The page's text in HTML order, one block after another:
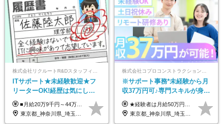
ITサポート★未経験歓迎★フ
リーターOK!経歴は気にしな
くて大丈夫★超大手リクルー
トグループの正社員/sg
■月給20万9千円～44万円 ※経験・能力・前給を考慮の上、決定いたします ※時間外手当100％支給 ※派遣就業先が変更となる場合には、就業規則、労使協定等に基づき賃金が変更となる可能性があります 「とにかく私生活重視」「残業があっても稼ぎたい」といった希望も配属の際に考慮します。 ＜手当＞ ■職務担当手当 ■通勤手当（上限月3万円） ■残業手当（全額支給） ■住宅手当（5割を会社負担／就業規則に定めるところによる） ■扶養手当 ■別居手当 ■資格試験受講料補助（資格ごとに社内規定により決定） ■資格取得奨励金 （資格により2万円～20万円の祝金支給） ◎一例 ・基本情報技術者（5万円） ・プロジェクトマネージャー試験（10万円） ・応用情報技術者試験（10万円） ・ITストラテジスト試験（10万円） ・エンベデッドシステムスペシャリスト試験（10万円） ・ディジタル技術検定（情報1級：10万円、制御1級：10万円、情報2級、制御2級：5万円 ・TOEIC（R）テスト（600～729点：5万円、 730～799点：10万円、800点以上：15万円） など
東京都_神奈川県_埼玉県_千葉県_大阪府_愛知県_青森県_岩手県_宮城県_秋田県_山形県_福島県_茨城県_栃木県_群馬県_山梨県_長野県_福井県_静岡県_岐阜県_三重県_兵庫県_京都府_滋賀県_奈良県_広島県_岡山県_山口県_香川県_福岡県_熊本県_佐賀県_長崎県_大分県_宮崎県_鹿児島県
※サポート事務*未経験から月
収37万円可♪専門スキルが身に
付く！Web面接＆リモート研
修も充実♪/a
★経験者は月給50万円～90万円 【首都圏】 月給30万1230円〜 ⇒基本22万7000円+地域6万4230円+皆勤1万円 【群馬/栃木/茨城】 月給28万1090円〜 ⇒基本23万4000円+地域3万7090円+皆勤1万円 【大阪/京都/兵庫】 月給30万130円〜 ⇒基本23万5000円+地域5万5130円+皆勤1万円 【静岡/愛知/岐阜/三重】 月給28万5840円〜 ⇒基本23万円+地域4万5840円+皆勤1万円 【北海道】 月給25万2960円〜 ⇒基本22万4000円+地域1万8960円+皆勤1万円 【福岡/佐賀/長崎/大分/熊本】 月給25万800円〜 ⇒基本21万8000円+地域2万2800円+皆勤1万円 【宮城/山形/福島】 月給25万580円〜 ⇒基本21万8000円+地域2万2580円+皆勤1万円 【広島/岡山/山口】 月給27万1090円〜 ⇒基本23万4000円+地域2万7090円+皆勤1万円 ※残業代は1分単位で全額支給（みなし残業制度なし） ※上記給与は最低支給額です。経験・能力に応じて決定致します ※試用期間1ヶ月、最大6ヶ月まで延長する可能性あり(条件変更なし) ※今期より新賃金体系へ移行しました。詳細は面接時にご説明します
東京都_神奈川県_埼玉県_大阪府_愛知県_北海道_宮城県_広島県_福岡県